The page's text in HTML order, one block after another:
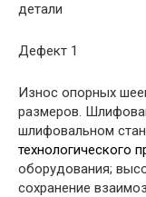
детали
Дефект 1
Износ опорных
размеров.
шлифовальном
технологического
оборудования;
сохранение